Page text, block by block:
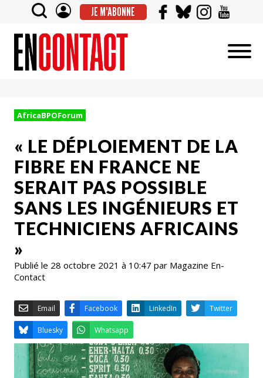
JE M'ABONNE
AfricaBPOForum
« LE DÉPLOIEMENT DE LA
FIBRE EN FRANCE NE
SERAIT PAS POSSIBLE
SANS LES INGÉNIEURS ET
TECHNICIENS AFRICAINS
»
Publié le 28 octobre 2021 à 10:47 par Magazine En-
Contact